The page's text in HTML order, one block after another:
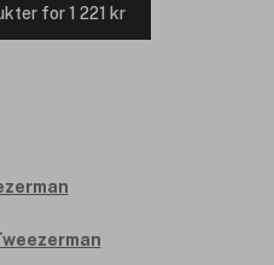
for 1 221 kr